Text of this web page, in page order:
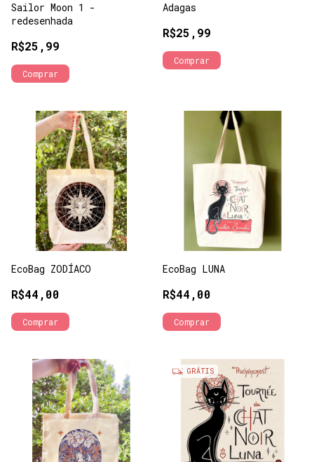
Sailor Moon 1 -
redesenhada
R$25,99
Comprar
Adagas
R$25,99
Comprar
EcoBag ZODÍACO
R$44,00
EcoBag LUNA
R$44,00
GRÁTIS